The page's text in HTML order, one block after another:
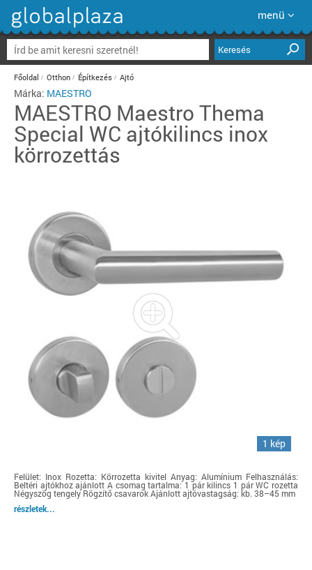
menü
Keresés
Főoldal Otthon Építkezés Ajtó
Márka: MAESTRO
MAESTRO Maestro Thema
Special WC ajtókilincs inox
körrozettás
1 kép
Felület: Inox Rozetta: Körrozetta kivitel Anyag: Alumínium Felhasználás:
Beltéri ajtókhoz ajánlott A csomag tartalma: 1 pár kilincs 1 pár WC rozetta
Négyszög tengely Rögzítő csavarok Ajánlott ajtóvastagság: kb. 38–45 mm
részletek...